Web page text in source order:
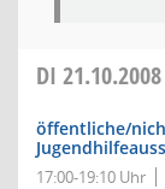
DI 21.10.2008
öffentliche/
17:00-19:10 Uhr